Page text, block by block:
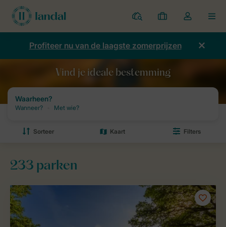
Parken
Mijn
boekingen
Open
de
dropdown
Profiteer nu van de laagste zomerprijzen